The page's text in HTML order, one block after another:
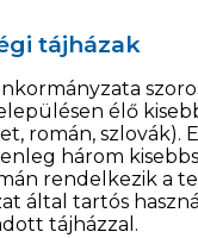
tájházak
élő
román, szlovák).
három
rendelkezik a
által tartós
tájházzal.